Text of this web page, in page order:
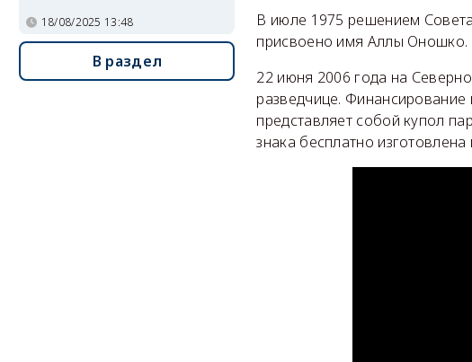
В июле 1975 решением
присвоено имя Аллы Оношко.
22 июня 2006 года на
разведчице.
представляет собой купол
знака бесплатно
18/08/2025 13:48
В раздел